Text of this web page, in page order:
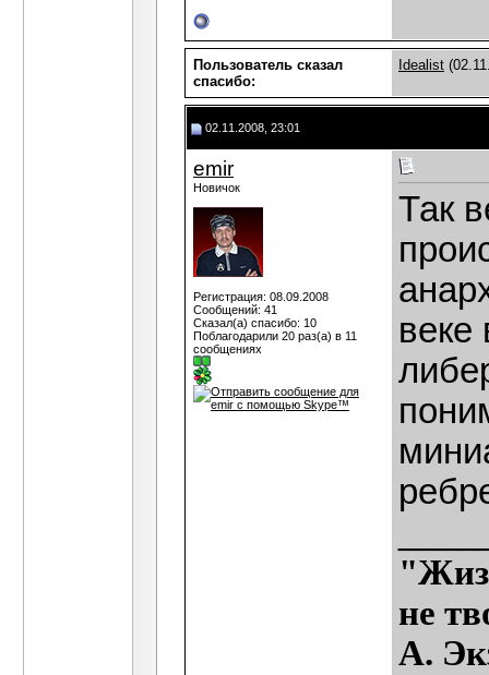
Пользователь сказал
cпасибо:
Idealist
02.11.2008, 23:01
emir
Новичок
Регистрация: 08.09.2008
Сообщений: 41
Сказал(а) спасибо: 10
Поблагодарили 20 раз(а) в 11
сообщениях
Так
веке
не
А.